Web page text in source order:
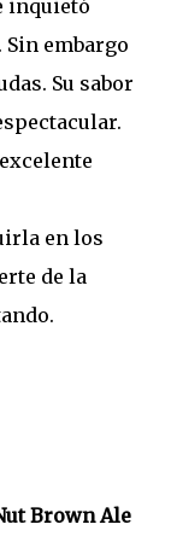
inquietó
Sin embargo
Su sabor
en los
de la
Brown Ale